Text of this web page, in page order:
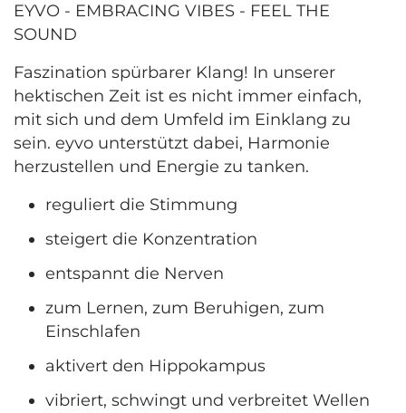
EYVO - EMBRACING VIBES - FEEL THE
SOUND
Faszination spürbarer Klang! In unserer
hektischen Zeit ist es nicht immer einfach,
mit sich und dem Umfeld im Einklang zu
sein. eyvo unterstützt dabei, Harmonie
herzustellen und Energie zu tanken.
reguliert die Stimmung
steigert die Konzentration
entspannt die Nerven
zum Lernen, zum Beruhigen, zum
Einschlafen
aktivert den Hippokampus
vibriert, schwingt und verbreitet Wellen